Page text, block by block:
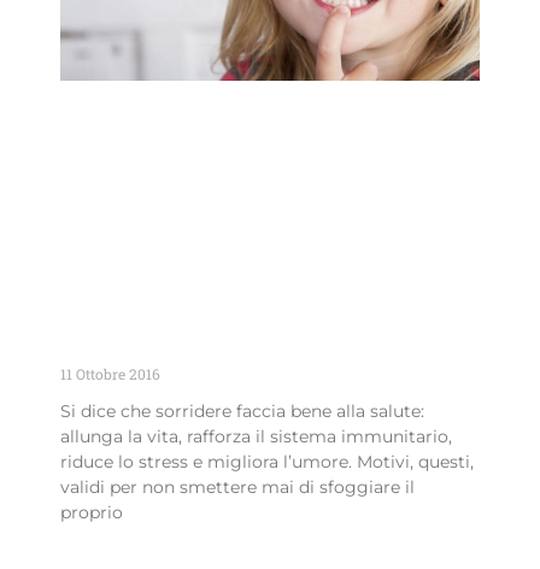
11 Ottobre 2016
Si dice che sorridere faccia bene alla salute:
allunga la vita, rafforza il sistema immunitario,
riduce lo stress e migliora l’umore. Motivi, questi,
validi per non smettere mai di sfoggiare il
proprio